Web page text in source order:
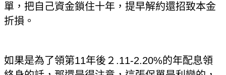
單，把自己資金鎖住十年，提早解約還招致本金
折損。
如果是為了領第11年後２.11-2.20%的年配息領